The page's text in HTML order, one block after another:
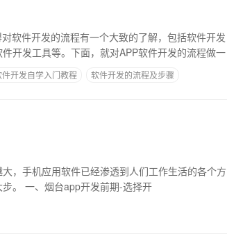
软件开发的流程有一个大致的了解，包括软件开发
开发工具等。下面，就对APP软件开发的流程做一
件开发自学入门教程
软件开发的流程及步骤
，手机应用软件已经渗透到人们工作生活的各个方
面，手机应用软件的开发使企业向移动信息时代迈进了一大步。 一、烟台app开发前期-选择开